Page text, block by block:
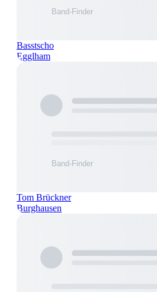
Basstscho
Egglham
Tom Brückner
Burghausen